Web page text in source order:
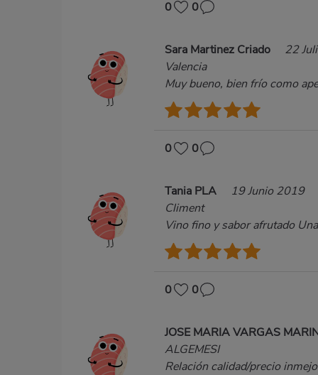
0 0
Sara Martinez Criado
22
Valencia
Muy bueno, bien frío como
0 0
Tania PLA
19 Junio 2019
Climent
Vino fino y sabor afrutado
0 0
JOSE MARIA VARGAS
ALGEMESI
Relación calidad/precio